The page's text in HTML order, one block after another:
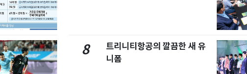
8
트리니티항공의 깔끔한 새 유
니폼